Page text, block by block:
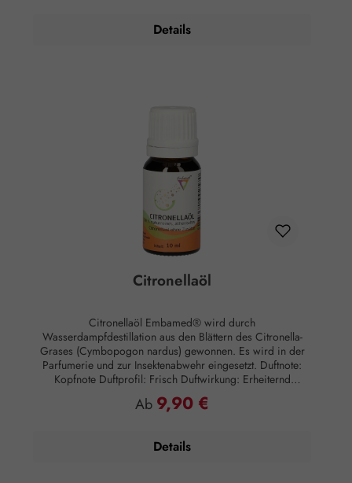
Anwendungsempfehlung: Maximal 15 Tropfen auf 50 ml
Details
Citronellaöl
Citronellaöl Embamed® wird durch
Wasserdampfdestillation aus den Blättern des Citronella-
Grases (Cymbopogon nardus) gewonnen. Es wird in der
Parfumerie und zur Insektenabwehr eingesetzt. Duftnote:
Kopfnote Duftprofil: Frisch Duftwirkung: Erheiternd
Anwendung: Kosmetikum zur Aromapflege der Haut
Anwendungsempfehlung: Maximal 15 Tropfen auf 50 ml
Regulärer Preis:
Ab 9,90 €
Details